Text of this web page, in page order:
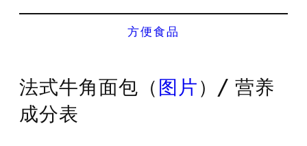
方便食品
法式牛角面包（ 图片 ）/ 营养
成分表